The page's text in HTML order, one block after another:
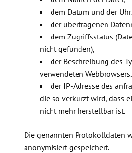
dem Datum und der
der übertragenen
dem Zugriffsstatus
nicht gefunden),
der Beschreibung des
verwendeten Webbrowsers,
der IP-Adresse des
die so verkürzt wird, dass
nicht mehr herstellbar ist.
Die genannten Protokolldaten
anonymisiert gespeichert.